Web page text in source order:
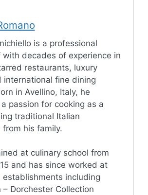
is a professional
with decades of experience in
restaurants, luxury
international fine dining
in Avellino, Italy, he
passion for cooking as a
traditional Italian
from his family.
at culinary school from
and has since worked at
establishments including
– Dorchester Collection